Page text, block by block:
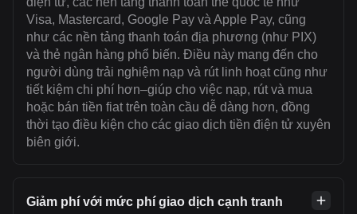
Visa, Mastercard, Google Pay và Apple Pay, cũng
như các nền tảng thanh toán địa phương (như PIX)
và thẻ ngân hàng phổ biến. Điều này mang đến cho
người dùng trải nghiệm nạp và rút linh hoạt cũng như
tiết kiệm chi phí hơn–giúp cho việc nạp, rút và mua
hoặc bán tiền fiat trên toàn cầu dễ dàng hơn, đồng
thời tạo điều kiện cho các giao dịch tiền điện tử xuyên
biên giới.
Giảm phí với mức phí giao dịch cạnh tranh